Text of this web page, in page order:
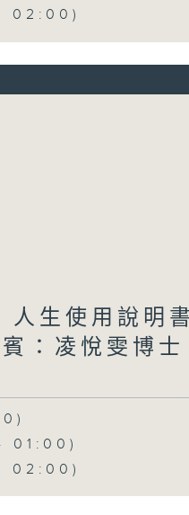
02:00)
生使用說明
：凌悅雯博
01:00)
02:00)